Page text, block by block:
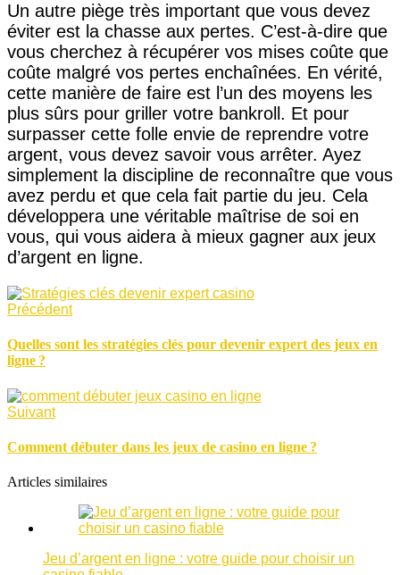
Un autre piège très important que vous devez
éviter est la chasse aux pertes. C’est-à-dire que
vous cherchez à récupérer vos mises coûte que
coûte malgré vos pertes enchaînées. En vérité,
cette manière de faire est l’un des moyens les
plus sûrs pour griller votre bankroll. Et pour
surpasser cette folle envie de reprendre votre
argent, vous devez savoir vous arrêter. Ayez
simplement la discipline de reconnaître que vous
avez perdu et que cela fait partie du jeu. Cela
développera une véritable maîtrise de soi en
vous, qui vous aidera à mieux gagner aux jeux
d’argent en ligne.
Précédent
Quelles sont les stratégies clés pour devenir expert des jeux en
ligne ?
Suivant
Comment débuter dans les jeux de casino en ligne ?
Articles similaires
Jeu d’argent en ligne : votre guide pour choisir un